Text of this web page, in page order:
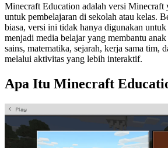
Minecraft Education adalah versi Minecraft
untuk pembelajaran di sekolah atau kelas.
biasa, versi ini tidak hanya digunakan
menjadi media belajar yang membantu
sains, matematika, sejarah, kerja sama tim,
melalui aktivitas yang lebih interaktif.
Apa Itu Minecraft